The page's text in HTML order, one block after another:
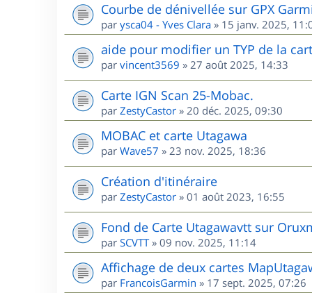
Courbe de dénivellée sur GPX
par ysca04 - Yves Clara » 15 janv. 2025,
aide pour modifier un TYP de la
par vincent3569 » 27 août 2025, 14:33
Carte IGN Scan 25-Mobac.
par ZestyCastor » 20 déc. 2025, 09:30
MOBAC et carte Utagawa
par Wave57 » 23 nov. 2025, 18:36
Création d'itinéraire
par ZestyCastor » 01 août 2023, 16:55
Fond de Carte Utagawavtt sur
par SCVTT» 09 nov. 2025, 11:14
Affichage de deux cartes
par FrancoisGarmin » 17 sept. 2025, 07:26